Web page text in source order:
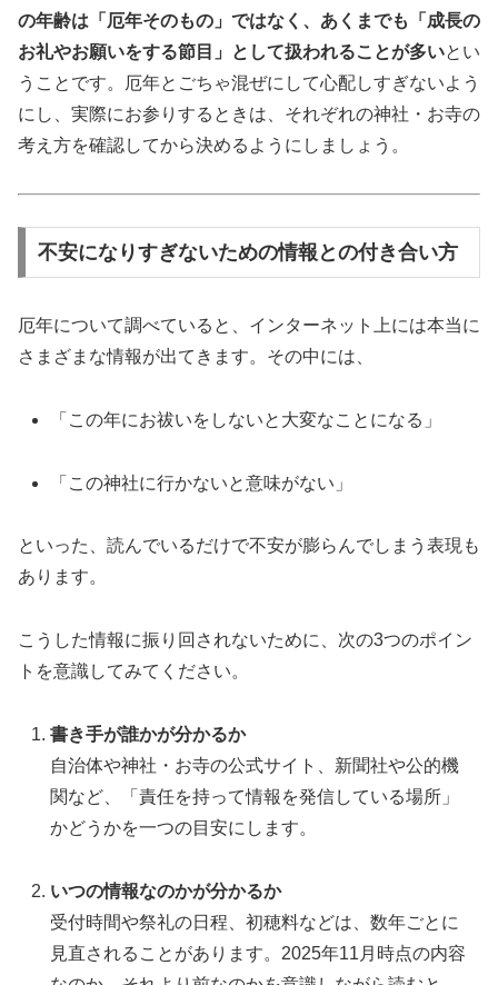
の年齢は「厄年そのもの」ではなく、あくまでも「成長の
お礼やお願いをする節目」として扱われることが多いとい
うことです。厄年とごちゃ混ぜにして心配しすぎないよう
にし、実際にお参りするときは、それぞれの神社・お寺の
考え方を確認してから決めるようにしましょう。
不安になりすぎないための情報との付き合い方
厄年について調べていると、インターネット上には本当に
さまざまな情報が出てきます。その中には、
「この年にお祓いをしないと大変なことになる」
「この神社に行かないと意味がない」
といった、読んでいるだけで不安が膨らんでしまう表現も
あります。
こうした情報に振り回されないために、次の3つのポイン
トを意識してみてください。
書き手が誰かが分かるか
自治体や神社・お寺の公式サイト、新聞社や公的機
関など、「責任を持って情報を発信している場所」
かどうかを一つの目安にします。
いつの情報なのかが分かるか
受付時間や祭礼の日程、初穂料などは、数年ごとに
見直されることがあります。2025年11月時点の内容